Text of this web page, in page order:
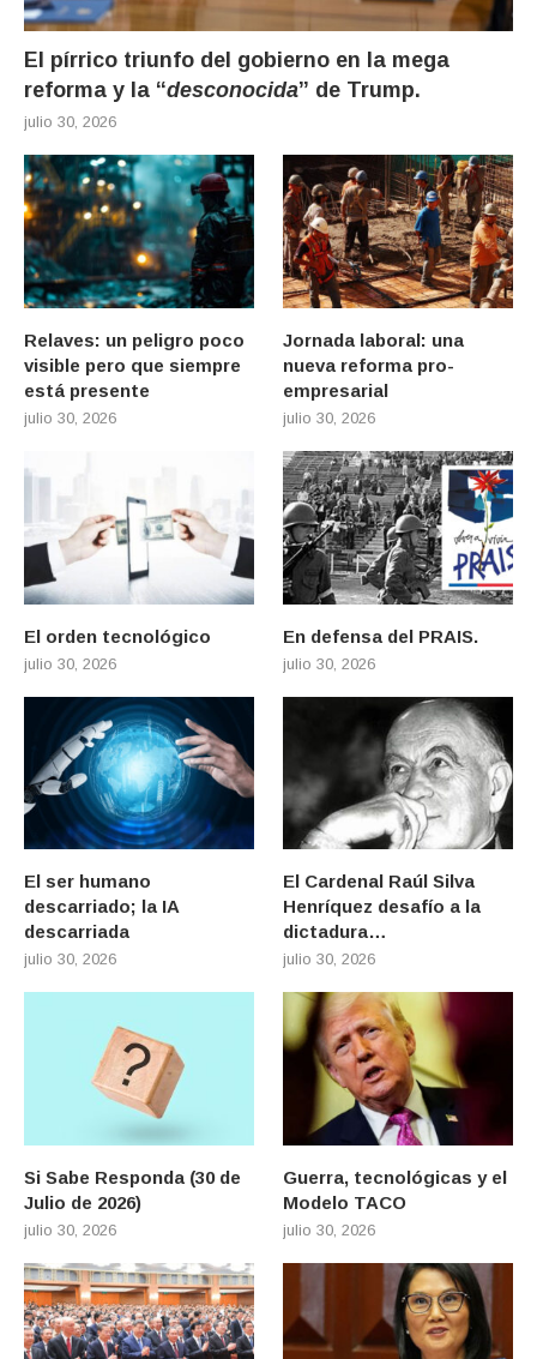
El pírrico triunfo del gobierno en la mega
reforma y la “desconocida” de Trump.
julio 30, 2026
Relaves: un peligro poco
visible pero que siempre
está presente
julio 30, 2026
Jornada laboral: una
nueva reforma pro-
empresarial
julio 30, 2026
El orden tecnológico
julio 30, 2026
En defensa del PRAIS.
julio 30, 2026
El ser humano
descarriado; la IA
descarriada
julio 30, 2026
El Cardenal Raúl Silva
Henríquez desafío a la
dictadura…
julio 30, 2026
Si Sabe Responda (30 de
Julio de 2026)
julio 30, 2026
Guerra, tecnológicas y el
Modelo TACO
julio 30, 2026